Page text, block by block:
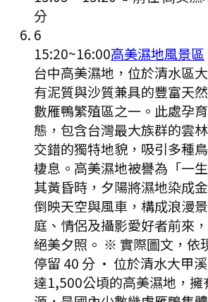
分
6
15:20~16:00高美濕地風景區
台中高美濕地，位於清水區
有泥質與沙質兼具的豐富天
數雁鴨繁殖區之一。此處孕
態，包含台灣最大族群的雲
交錯的獨特地貌，吸引多種
棲息。高美濕地被譽為「一
其黃昏時，夕陽將濕地染成
倒映天空與風車，構成浪漫
庭、情侶及攝影愛好者前來
絕美夕照。 ※ 實際圖文，依
停留 40 分 · 位於清水大甲
達1,500公頃的高美濕地，